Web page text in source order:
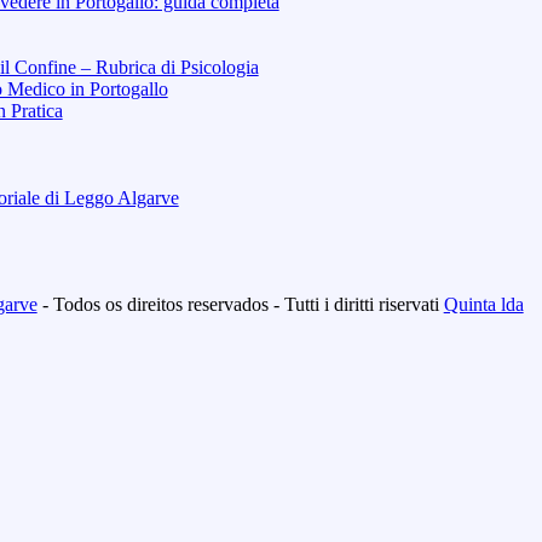
Confine – Rubrica di Psicologia
Medico in Portogallo
Pratica
di Leggo Algarve
- Todos os direitos reservados - Tutti i diritti riservati Quinta lda